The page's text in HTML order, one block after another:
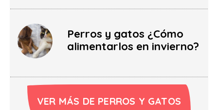
Perros y gatos ¿Cómo
alimentarlos en invierno?
VER MÁS DE PERROS Y GATOS